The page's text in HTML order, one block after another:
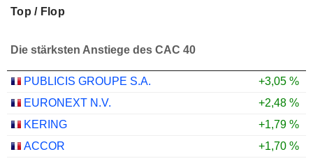
Top / Flop
Die stärksten Anstiege des CAC 40
PUBLICIS GROUPE S.A.
+3,05 %
EURONEXT N.V.
+2,48 %
KERING
+1,79 %
ACCOR
+1,70 %